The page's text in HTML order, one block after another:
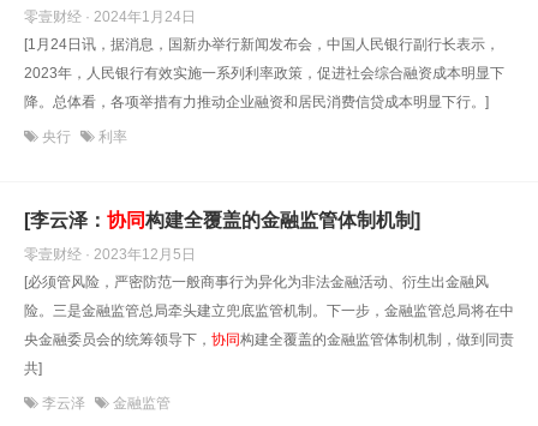
零壹财经 · 2024年1月24日
[1月24日讯，据消息，国新办举行新闻发布会，中国人民银行副行长表示，
2023年，人民银行有效实施一系列利率政策，促进社会综合融资成本明显下
降。总体看，各项举措有力推动企业融资和居民消费信贷成本明显下行。]
央行 利率
[李云泽： 协同构建全覆盖的金融监管体制机制]
零壹财经 · 2023年12月5日
[必须管风险，严密防范一般商事行为异化为非法金融活动、衍生出金融风
险。三是金融监管总局牵头建立兜底监管机制。下一步，金融监管总局将在中
央金融委员会的统筹领导下， 协同构建全覆盖的金融监管体制机制，做到同责
共]
李云泽 金融监管